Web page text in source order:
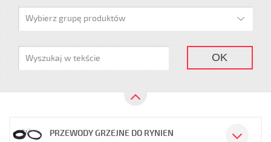
Wybierz grupę produktów
OK
PRZEWODY GRZEJNE DO RYNIEN